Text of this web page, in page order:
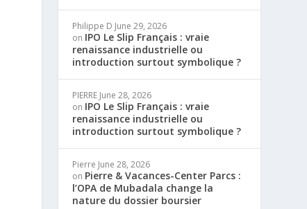
Philippe D June 29, 2026
on IPO Le Slip Français : vraie
renaissance industrielle ou
introduction surtout symbolique ?
PIERRE June 28, 2026
on IPO Le Slip Français : vraie
renaissance industrielle ou
introduction surtout symbolique ?
Pierre June 28, 2026
on Pierre & Vacances-Center Parcs :
l’OPA de Mubadala change la
nature du dossier boursier